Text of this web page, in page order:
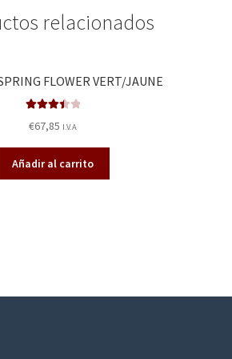
relacionados
FLOWER VERT/JAUNE
3.50
de 5
€67,85 I.V.A
Añadir al carrito